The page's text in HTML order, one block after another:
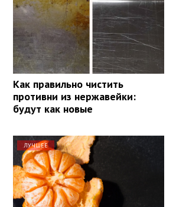
Как правильно чистить
противни из нержавейки:
будут как новые
ЛУЧШЕЕ